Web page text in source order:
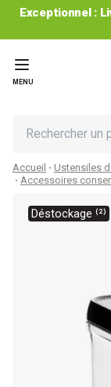
Exceptionnel :
MENU
Accueil Ustensiles
Accessoires
Déstockage ⁽²⁾